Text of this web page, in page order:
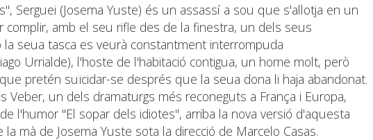
Serguei (Josema Yuste) és un assassí a sou que s'allotja en un
complir, amb el seu rifle des de la finestra, un dels seus
la seua tasca es veurà constantment interrompuda
Urrialde), l'hoste de l'habitació contigua, un home molt, però
pretén suïcidar-se després que la seua dona li haja abandonat.
Veber, un dels dramaturgs més reconeguts a França i Europa,
l'humor "El sopar dels idiotes", arriba la nova versió d'aquesta
la mà de Josema Yuste sota la direcció de Marcelo Casas.